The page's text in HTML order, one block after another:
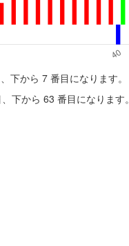
下から 7 番目になります。
下から 63 番目になります。